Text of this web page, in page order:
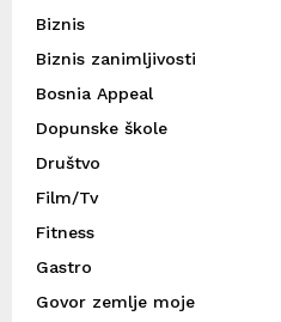
Biznis
Biznis zanimljivosti
Bosnia Appeal
Dopunske škole
Društvo
Film/Tv
Fitness
Gastro
Govor zemlje moje